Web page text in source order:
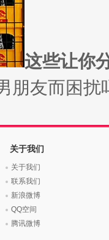
这些让你
朋友而困
关于我们
关于我们
联系我们
新浪微博
QQ空间
腾讯微博